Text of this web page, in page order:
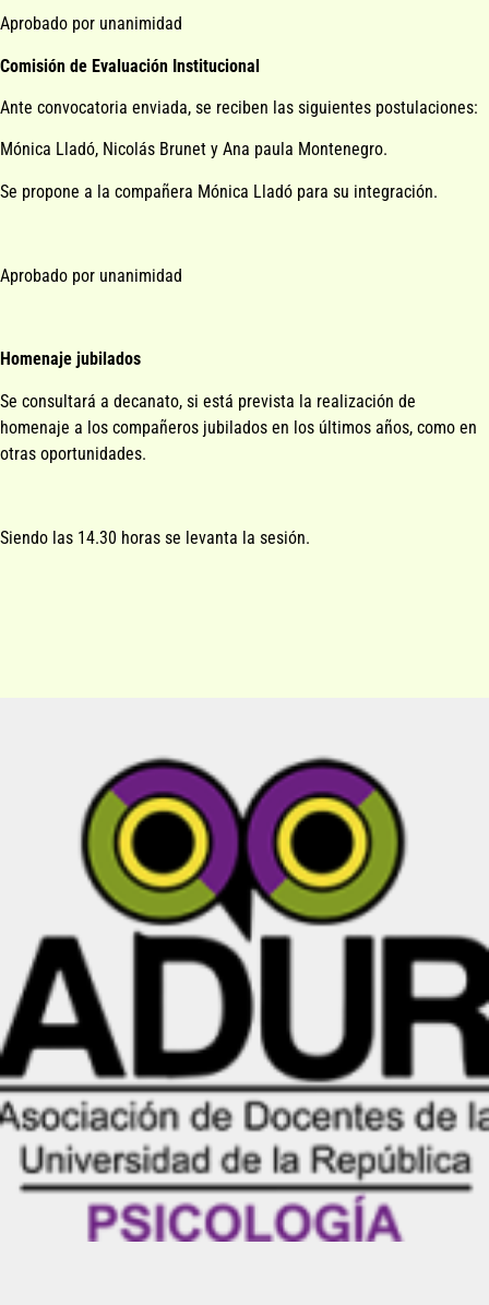
Aprobado por unanimidad
Comisión de Evaluación Institucional
Ante convocatoria enviada, se reciben las siguientes postulaciones:
Mónica Lladó, Nicolás Brunet y Ana paula Montenegro.
Se propone a la compañera Mónica Lladó para su integración.
Aprobado por unanimidad
Homenaje jubilados
Se consultará a decanato, si está prevista la realización de
homenaje a los compañeros jubilados en los últimos años, como en
otras oportunidades.
Siendo las 14.30 horas se levanta la sesión.